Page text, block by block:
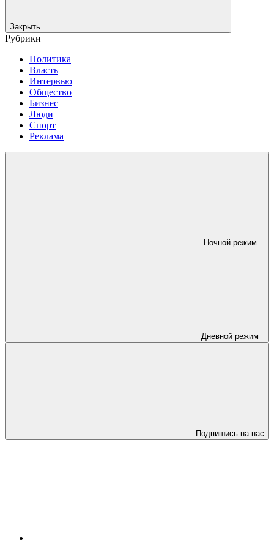
Закрыть
Рубрики
Политика
Власть
Интервью
Общество
Бизнес
Люди
Спорт
Реклама
Ночной режим
Дневной режим
Подпишись на нас